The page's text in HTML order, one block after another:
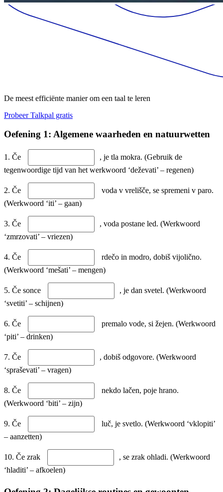
De meest efficiënte manier om een taal te leren
Probeer Talkpal gratis
Oefening 1: Algemene waarheden en natuurwetten
1. Če
, je tla mokra. (Gebruik de
tegenwoordige tijd van het werkwoord ‘deževati’ – regenen)
2. Če
voda v vrelišče, se spremeni v paro.
(Werkwoord ‘iti’ – gaan)
3. Če
, voda postane led. (Werkwoord
‘zmrzovati’ – vriezen)
4. Če
rdečo in modro, dobiš vijolično.
(Werkwoord ‘mešati’ – mengen)
5. Če sonce
, je dan svetel. (Werkwoord
‘svetiti’ – schijnen)
6. Če
premalo vode, si žejen. (Werkwoord
‘piti’ – drinken)
7. Če
, dobiš odgovore. (Werkwoord
‘spraševati’ – vragen)
8. Če
nekdo lačen, poje hrano.
(Werkwoord ‘biti’ – zijn)
9. Če
luč, je svetlo. (Werkwoord ‘vklopiti’
– aanzetten)
10. Če zrak
, se zrak ohladi. (Werkwoord
‘hladiti’ – afkoelen)